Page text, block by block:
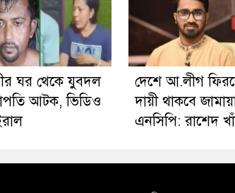
ঘর থেকে যুবদল
আটক, ভিডিও
দেশে আ.লীগ
দায়ী থাকবে
এনসিপি: রাশেদ